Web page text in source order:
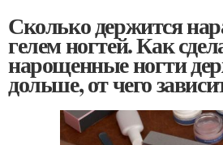
Сколько держится
гелем ногтей. Как
нарощенные ногти
дольше, от чего